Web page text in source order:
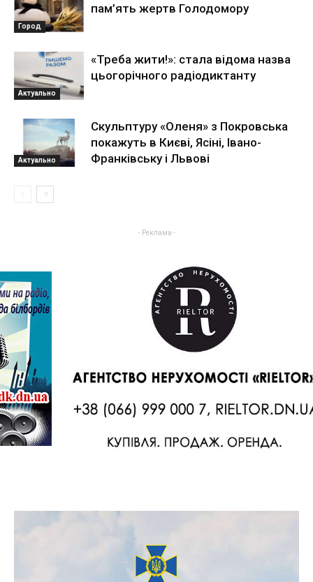
Город
пам’ять жертв Голодомору
Актуально
«Треба жити!»: стала відома назва
цьогорічного радіодиктанту
Актуально
Скульптуру «Оленя» з Покровська
покажуть в Києві, Ясіні, Івано-
Франківську і Львові
- Реклама -